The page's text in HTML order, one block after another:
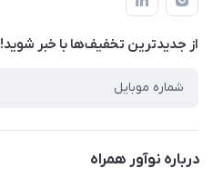
حساب کاربری
تماس با ما
حریم خصوصی
شرایط گارانتی
ثبت شکایت
از جدید‌ترین تخفیف‌ها با‌ خبر شوید!
درباره نوآور همراه